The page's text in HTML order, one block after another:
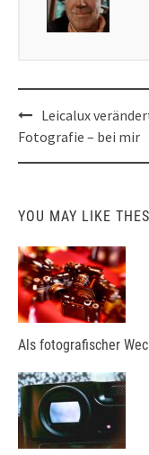
Post
navigation
Leicalux
Fotografie – bei mir
YOU MAY LIKE
Als fotografischer